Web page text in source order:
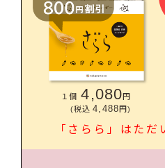
１個 4,080 円
(税込 4,488 円)
「さらら」はただ